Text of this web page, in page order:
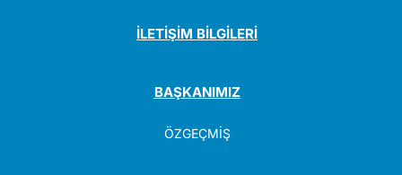
İLETİŞİM BİLGİLERİ
BAŞKANIMIZ
ÖZGEÇMİŞ